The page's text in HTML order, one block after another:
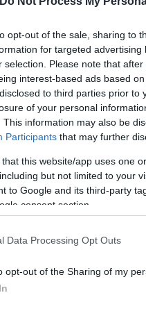
opt-out of the sale, sharing to
for targeted
selection. Please note that
interest-based ads based
to third parties prior to
of your personal
This information may also be
Participants that may further
this website/app uses one
but not limited to your
to Google and its third-party
consent section.
Data Processing Opt Outs
opt-out of the Sharing of my
«Να εξηγήσουμε
Νοημοσύνη την ώρα
Νοημοσύνης
χώρας μας. Με τον
στην ουσία να
ελληνικό δημόσιο,
που